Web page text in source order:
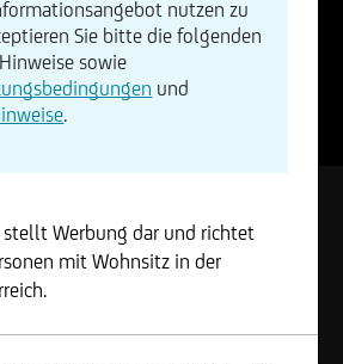
Änderung
-0,06%
-0,04
nutzen zu
Sie bitte die folgenden
sowie
und
.
stellt Werbung dar und richtet
mit Wohnsitz in der